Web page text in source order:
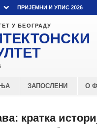
ПРИЈЕМНИ И УПИС 2026
У БЕОГРАДУ
ЗАПОСЛЕНИ О
кратка